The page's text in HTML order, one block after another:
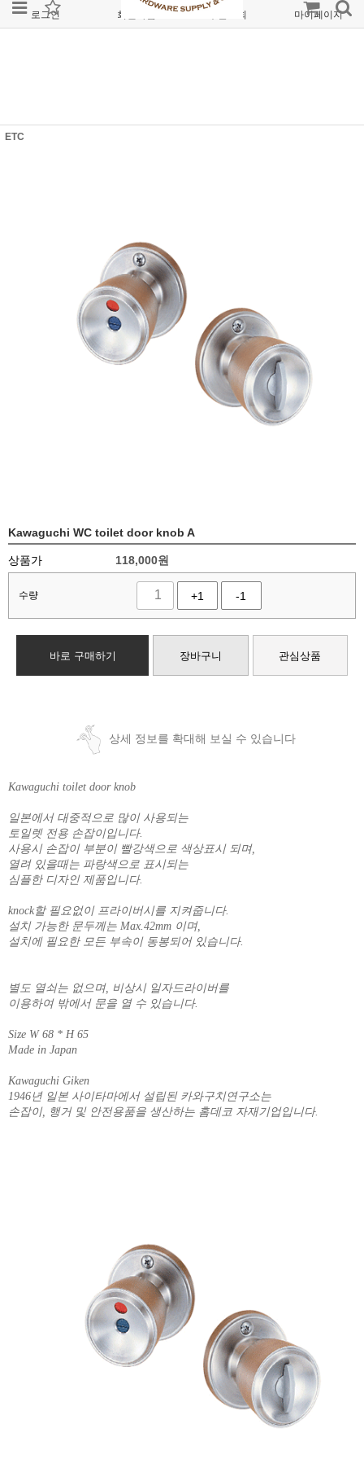
로그인 회원가입 주문조회 마이페이지
ETC
Kawaguchi WC toilet door knob A
상품가 118,000원
수량 +1 -1
바로 구매하기 장바구니 관심상품
상세 정보를 확대해 보실 수 있습니다
Kawaguchi toilet door knob
일본에서 대중적으로 많이 사용되는
토일렛 전용 손잡이입니다.
사용시 손잡이 부분이 빨강색으로 색상표시 되며,
열려 있을때는 파랑색으로 표시되는
심플한 디자인 제품입니다.
knock할 필요없이 프라이버시를 지켜줍니다.
설치 가능한 문두께는 Max.42mm 이며,
설치에 필요한 모든 부속이 동봉되어 있습니다.
별도 열쇠는 없으며, 비상시 일자드라이버를
이용하여 밖에서 문을 열 수 있습니다.
Size W 68 * H 65
Made in Japan
Kawaguchi Giken
1946년 일본 사이타마에서 설립된 카와구치연구소는
손잡이, 행거 및 안전용품을 생산하는 홈데코 자재기업입니다.